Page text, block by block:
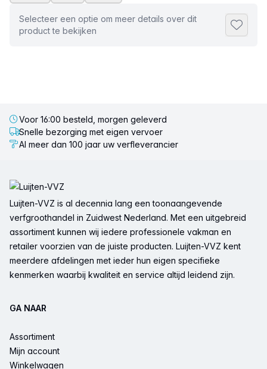
Selecteer een optie om meer details over dit
product te bekijken
Voor 16:00 besteld, morgen geleverd
Snelle bezorging met eigen vervoer
Al meer dan 100 jaar uw verfleverancier
Luijten-VVZ is al decennia lang een toonaangevende
verfgroothandel in Zuidwest Nederland. Met een uitgebreid
assortiment kunnen wij iedere professionele vakman en
retailer voorzien van de juiste producten. Luijten-VVZ kent
meerdere afdelingen met ieder hun eigen specifieke
kenmerken waarbij kwaliteit en service altijd leidend zijn.
GA NAAR
Assortiment
Mijn account
Winkelwagen